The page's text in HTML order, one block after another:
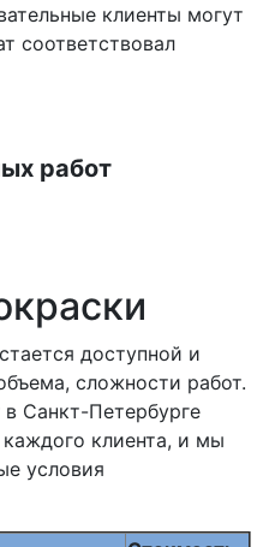
клиенты могут
соответствовал
работ
доступной и
сложности работ.
Санкт-Петербурге
клиента, и мы
условия